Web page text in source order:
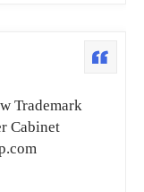
Trademark
Cabinet